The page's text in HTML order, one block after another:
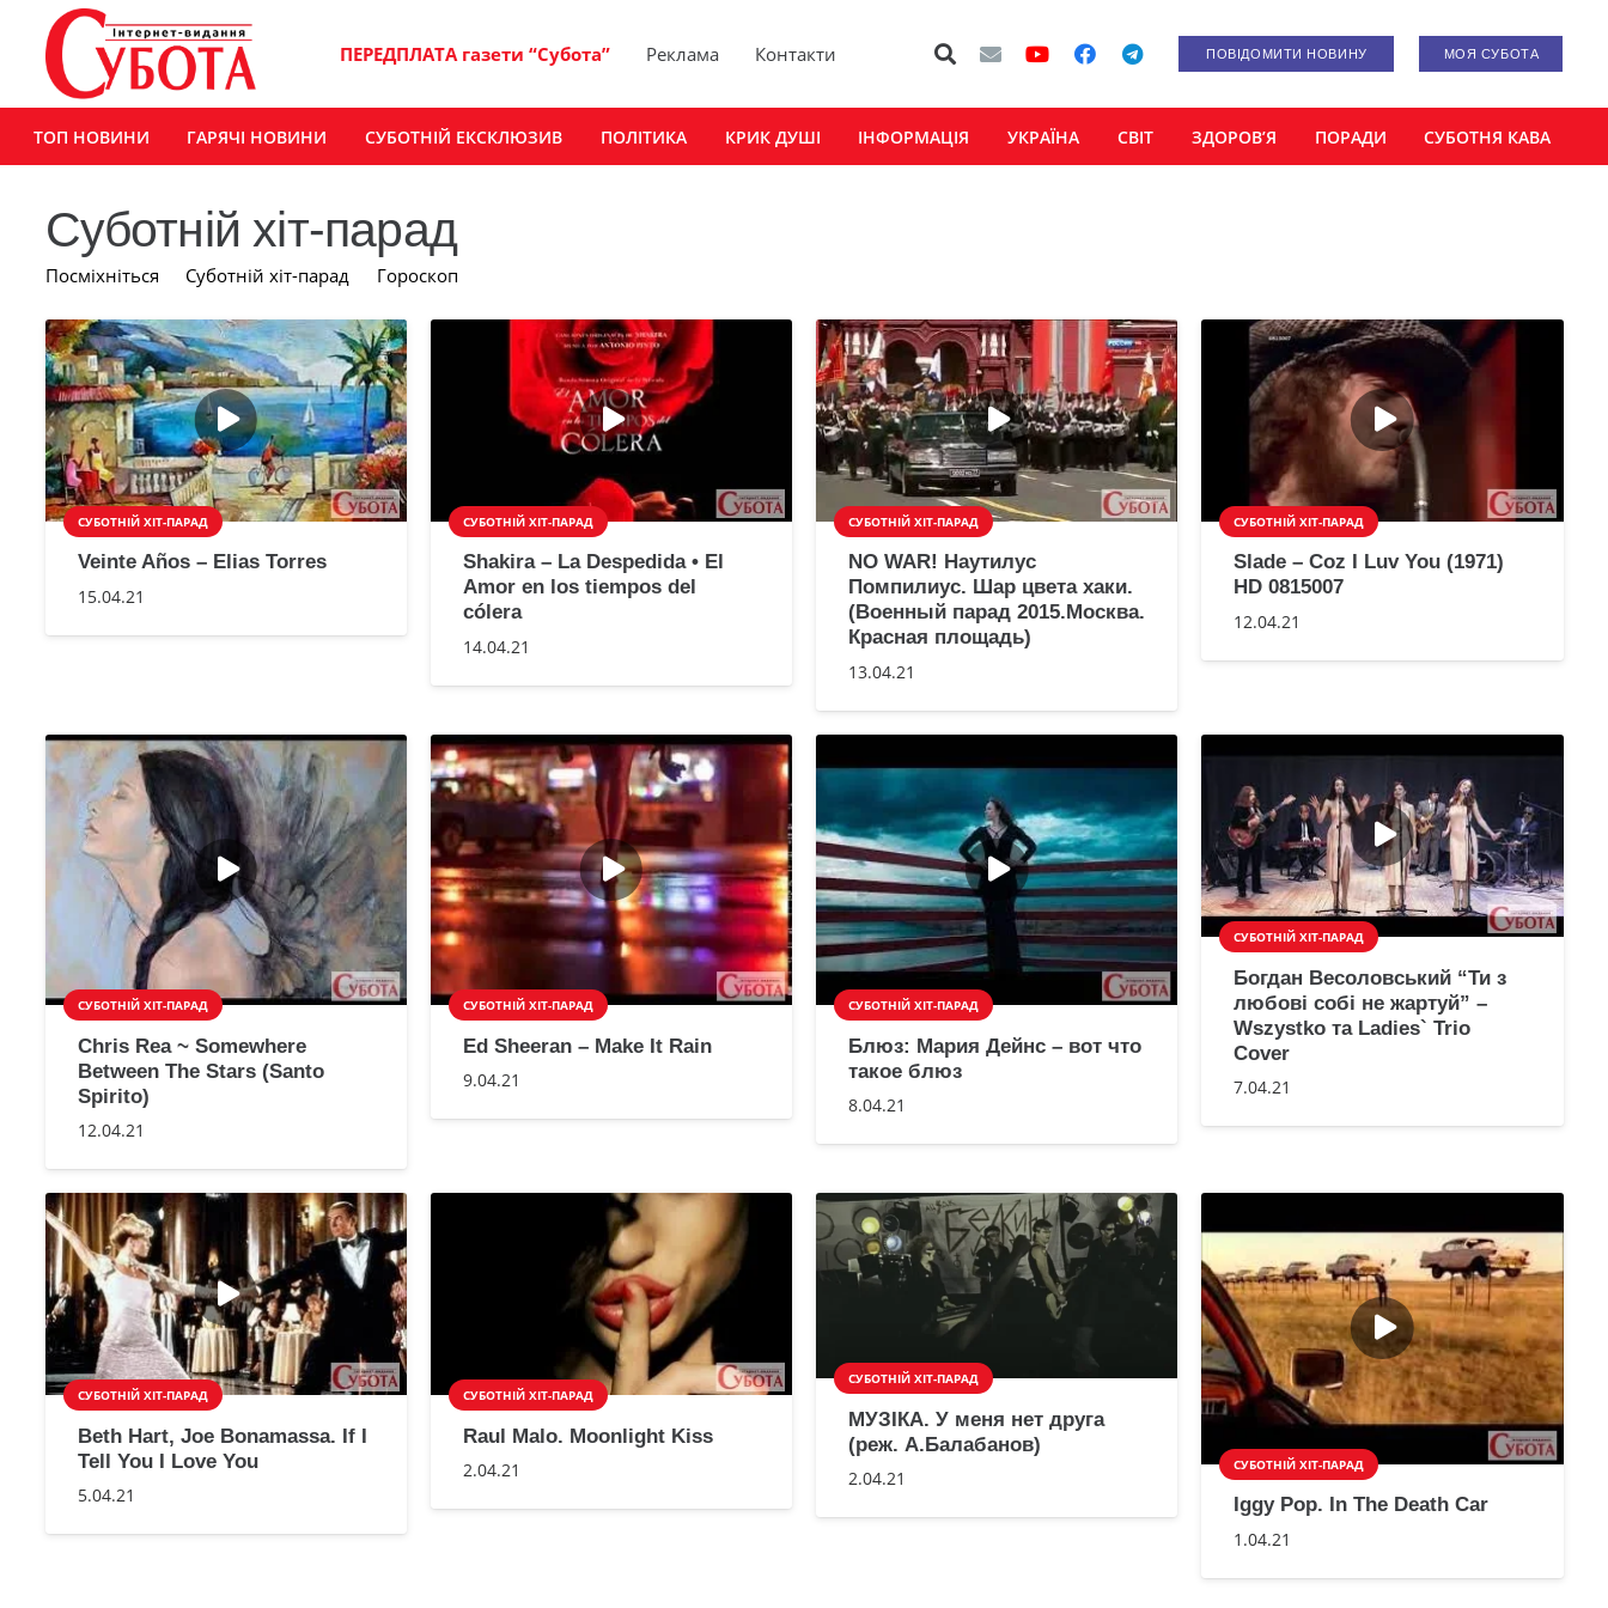
ПЕРЕДПЛАТА газети “Субота” Реклама Контакти ПОВІДОМИТИ НОВИНУ МОЯ СУБОТА
ТОП НОВИНИ ГАРЯЧІ НОВИНИ СУБОТНІЙ ЕКСКЛЮЗИВ ПОЛІТИКА КРИК ДУШІ ІНФОРМАЦІЯ УКРАЇНА СВІТ ЗДОРОВ’Я ПОРАДИ СУБОТНЯ КАВА
Суботній хіт-парад
Посміхніться Суботній хіт-парад Гороскоп
СУБОТНІЙ ХІТ-ПАРАД
Veinte Años – Elias Torres
15.04.21
СУБОТНІЙ ХІТ-ПАРАД
Shakira – La Despedida • El
Amor en los tiempos del
cólera
14.04.21
СУБОТНІЙ ХІТ-ПАРАД
NO WAR! Наутилус
Помпилиус. Шар цвета хаки.
(Военный парад 2015.Москва.
Красная площадь)
13.04.21
СУБОТНІЙ ХІТ-ПАРАД
Slade – Coz I Luv You (1971)
HD 0815007
12.04.21
СУБОТНІЙ ХІТ-ПАРАД
Chris Rea ~ Somewhere
Between The Stars (Santo
Spirito)
12.04.21
СУБОТНІЙ ХІТ-ПАРАД
Ed Sheeran – Make It Rain
9.04.21
СУБОТНІЙ ХІТ-ПАРАД
Блюз: Мария Дейнс – вот что
такое блюз
8.04.21
СУБОТНІЙ ХІТ-ПАРАД
Богдан Весоловський “Ти з
любові собі не жартуй” –
Wszystko та Ladies` Trio
Cover
7.04.21
СУБОТНІЙ ХІТ-ПАРАД
Beth Hart, Joe Bonamassa. If I
Tell You I Love You
5.04.21
СУБОТНІЙ ХІТ-ПАРАД
Raul Malo. Moonlight Kiss
2.04.21
СУБОТНІЙ ХІТ-ПАРАД
МУЗІКА. У меня нет друга
(реж. А.Балабанов)
2.04.21
СУБОТНІЙ ХІТ-ПАРАД
Iggy Pop. In The Death Car
1.04.21